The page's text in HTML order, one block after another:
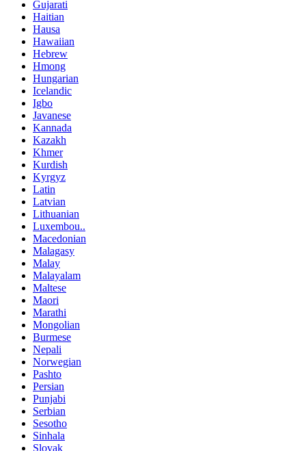
Gujarati
Haitian
Hausa
Hawaiian
Hebrew
Hmong
Hungarian
Icelandic
Igbo
Javanese
Kannada
Kazakh
Khmer
Kurdish
Kyrgyz
Latin
Latvian
Lithuanian
Luxembou..
Macedonian
Malagasy
Malay
Malayalam
Maltese
Maori
Marathi
Mongolian
Burmese
Nepali
Norwegian
Pashto
Persian
Punjabi
Serbian
Sesotho
Sinhala
Slovak